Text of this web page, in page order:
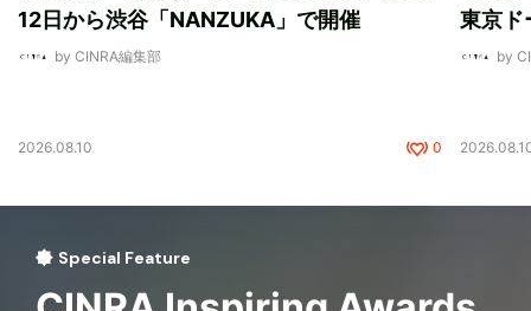
12日から渋谷「NANZUKA」で開催
by CINRA編集部
2026.08.10 0
東京ド
by
Special Feature